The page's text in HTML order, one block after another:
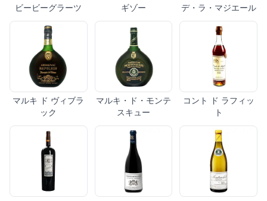
ビービーグラーツ ギゾー デ・ラ・マジエール
マルキ ド ヴィブラ
ック
マルキ・ド・モンテ
スキュー
コント ド ラフィッ
ト